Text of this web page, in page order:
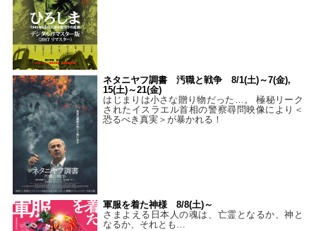
ネタニヤフ調書 汚職と戦争 8/1(土)～7(金),
15(土)～21(金)
はじまりは小さな贈り物だった…。 極秘リーク
されたイスラエル首相の警察尋問映像により＜
恐るべき真実＞が暴かれる！
軍服を着た神様 8/8(土)～
さまよえる日本人の魂は、亡霊となるか、神と
なるか、それとも…